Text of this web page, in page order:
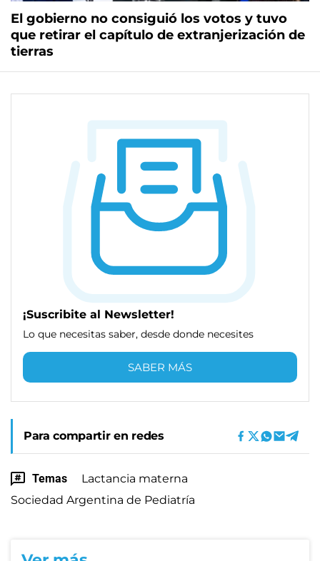
El gobierno no consiguió los votos y tuvo
que retirar el capítulo de extranjerización de
tierras
¡Suscribite al Newsletter!
Lo que necesitas saber, desde donde necesites
SABER MÁS
Para compartir en redes
Temas
Lactancia materna
Sociedad Argentina de Pediatría